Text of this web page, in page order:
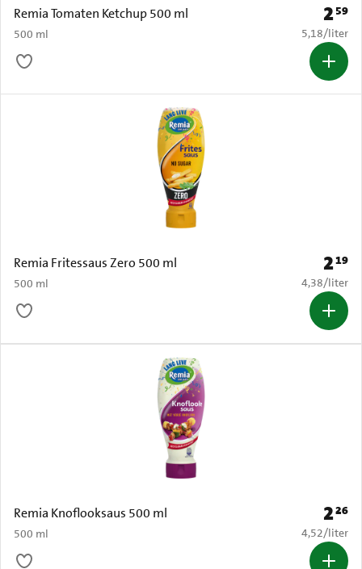
Remia Tomaten Ketchup 500 ml
500 ml
Prijs:
259
€ 5,18 per
5,18/liter
Remia Fritessaus Zero 500 ml
500 ml
Prijs:
219
€ 4,38 per
4,38/liter
Remia Knoflooksaus 500 ml
500 ml
Prijs:
226
€ 4,52 per
4,52/liter